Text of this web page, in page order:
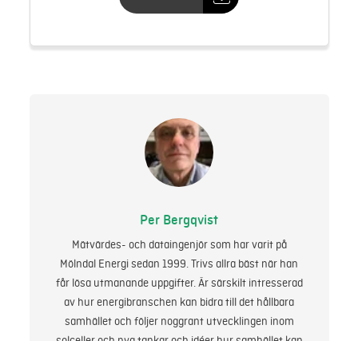
Per Bergqvist
Mätvärdes- och dataingenjör som har varit på
Mölndal Energi sedan 1999. Trivs allra bäst när han
får lösa utmanande uppgifter. Är särskilt intresserad
av hur energibranschen kan bidra till det hållbara
samhället och följer noggrant utvecklingen inom